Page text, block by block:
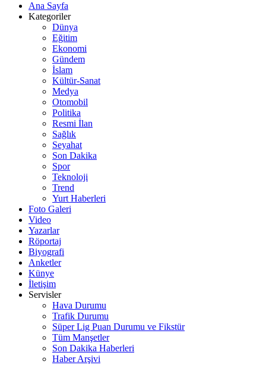
Ana Sayfa
Kategoriler
Dünya
Eğitim
Ekonomi
Gündem
İslam
Kültür-Sanat
Medya
Otomobil
Politika
Resmi İlan
Sağlık
Seyahat
Son Dakika
Spor
Teknoloji
Trend
Yurt Haberleri
Foto Galeri
Video
Yazarlar
Röportaj
Biyografi
Anketler
Künye
İletişim
Servisler
Hava Durumu
Trafik Durumu
Süper Lig Puan Durumu ve Fikstür
Tüm Manşetler
Son Dakika Haberleri
Haber Arşivi